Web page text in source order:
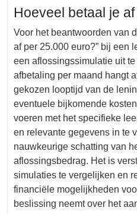
Hoeveel betaal je
Voor het beantwoorden van
af per 25.000 euro?” bij een
een aflossingssimulatie uit
afbetaling per maand hangt
gekozen looptijd van de
eventuele bijkomende
voeren met het specifieke
en relevante gegevens in te
nauwkeurige schatting van
aflossingsbedrag. Het is
simulaties te vergelijken en
financiële mogelijkheden
beslissing neemt over het